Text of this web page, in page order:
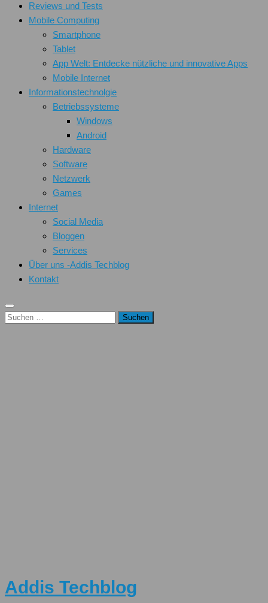
Reviews und Tests
Mobile Computing
Smartphone
Tablet
App Welt: Entdecke nützliche und innovative Apps
Mobile Internet
Informationstechnolgie
Betriebssysteme
Windows
Android
Hardware
Software
Netzwerk
Games
Internet
Social Media
Bloggen
Services
Über uns -Addis Techblog
Kontakt
Suchen
Addis Techblog